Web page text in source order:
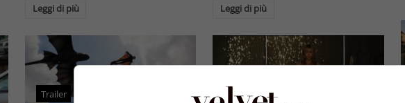
Leggi di più Leggi di più
Trailer Trailer